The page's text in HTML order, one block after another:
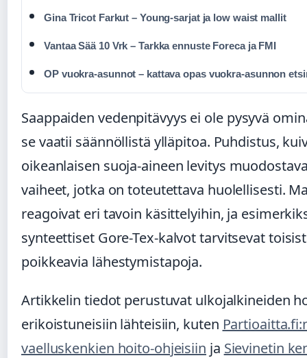
Gina Tricot Farkut – Young-sarjat ja low waist mallit
Vantaa Sää 10 Vrk – Tarkka ennuste Foreca ja FMI
OP vuokra-asunnot – kattava opas vuokra-asunnon
Saappaiden vedenpitävyys ei ole pysyvä
se vaatii säännöllistä ylläpitoa. Puhdistus,
oikeanlaisen suoja-aineen levitys
vaiheet, jotka on toteutettava huolellisesti.
reagoivat eri tavoin käsittelyihin, ja
synteettiset Gore-Tex-kalvot tarvitsevat
poikkeavia lähestymistapoja.
Artikkelin tiedot perustuvat ulkojalkineiden
erikoistuneisiin lähteisiin, kuten
vaelluskenkien hoito-ohjeisiin ja Sievinetin